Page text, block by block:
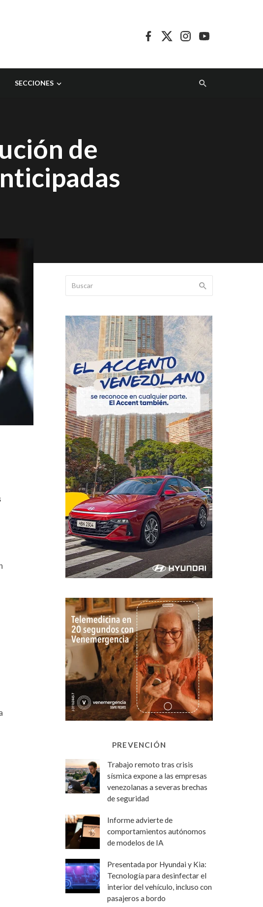
SECCIONES
de
PREVENCIÓN
Trabajo remoto tras crisis
sísmica expone a las empresas
venezolanas a severas brechas
de seguridad
Informe advierte de
comportamientos autónomos
de modelos de IA
Presentada por Hyundai y Kia:
Tecnología para desinfectar el
interior del vehículo, incluso con
pasajeros a bordo